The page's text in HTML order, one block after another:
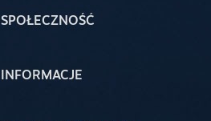
SPOŁECZNOŚĆ
INFORMACJE